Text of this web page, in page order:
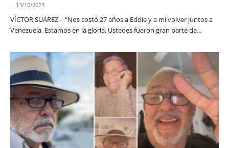
- 13/10/2025
VÍCTOR SUÁREZ - “Nos costó 27 años a Eddie y a mí volver juntos a
Venezuela. Estamos en la gloria. Ustedes fueron gran parte de...